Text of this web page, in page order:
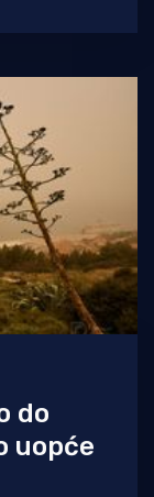
do
uopće